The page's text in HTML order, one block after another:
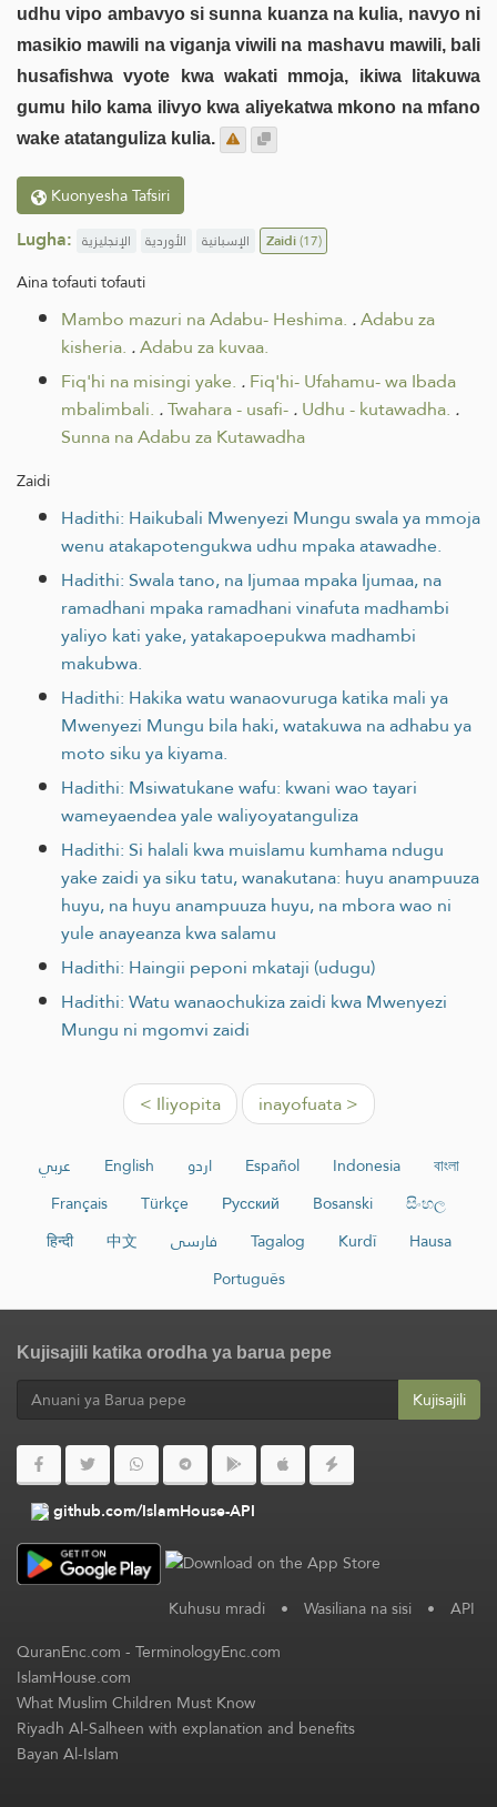
udhu vipo ambavyo si sunna kuanza na kulia, navyo ni
masikio mawili na viganja viwili na mashavu mawili, bali
husafishwa vyote kwa wakati mmoja, ikiwa litakuwa
gumu hilo kama ilivyo kwa aliyekatwa mkono na mfano
wake atatanguliza kulia.
Kuonyesha Tafsiri
Lugha: الإنجليزية الأوردية الإسبانية Zaidi(17)
Aina tofauti tofauti
Mambo mazuri na Adabu- Heshima. .Adabu za
kisheria. .Adabu za kuvaa.
Fiq'hi na misingi yake. .Fiq'hi- Ufahamu- wa Ibada
mbalimbali. .Twahara - usafi-.Udhu - kutawadha. .
Sunna na Adabu za Kutawadha
Zaidi
Hadithi: Haikubali Mwenyezi Mungu swala ya mmoja
wenu atakapotengukwa udhu mpaka atawadhe.
Hadithi: Swala tano, na Ijumaa mpaka Ijumaa, na
ramadhani mpaka ramadhani vinafuta madhambi
yaliyo kati yake, yatakapoepukwa madhambi
makubwa.
Hadithi: Hakika watu wanaovuruga katika mali ya
Mwenyezi Mungu bila haki, watakuwa na adhabu ya
moto siku ya kiyama.
Hadithi: Msiwatukane wafu: kwani wao tayari
wameyaendea yale waliyoyatanguliza
Hadithi: Si halali kwa muislamu kumhama ndugu
yake zaidi ya siku tatu, wanakutana: huyu anampuuza
huyu, na huyu anampuuza huyu, na mbora wao ni
yule anayeanza kwa salamu
Hadithi: Haingii peponi mkataji (udugu)
Hadithi: Watu wanaochukiza zaidi kwa Mwenyezi
Mungu ni mgomvi zaidi
< Iliyopita inayofuata >
عربي English اردو Español Indonesia
বাংলা
Français
Türkçe Русский Bosanski
සිංහල
हिन्दी
中文 فارسی Tagalog Kurdî
Hausa
Português
Kujisajili katika orodha ya barua pepe
Kujisajili
github.com/IslamHouse-API
Kuhusu mradi • Wasiliana na sisi • API
QuranEnc.com-TerminologyEnc.com
IslamHouse.com
What Muslim Children Must Know
Riyadh Al-Salheen with explanation and benefits
Bayan Al-Islam